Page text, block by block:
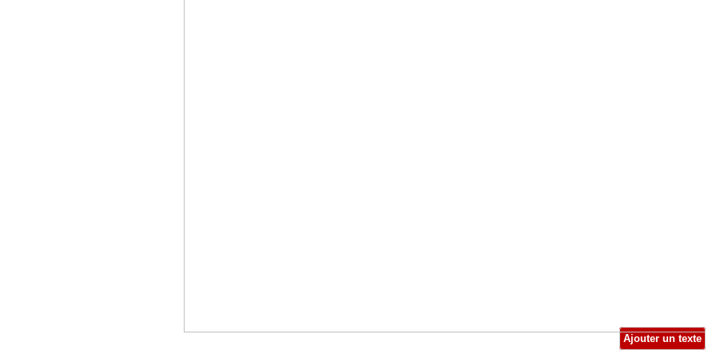
Ajouter un texte